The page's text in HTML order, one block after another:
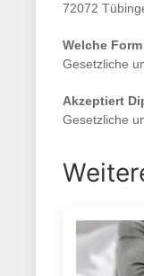
72072
Welche
Gesetzliche
Akzeptiert
Gesetzliche